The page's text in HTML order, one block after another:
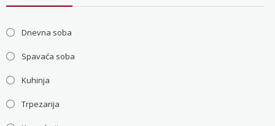
Dnevna soba
Spavaća soba
Kuhinja
Trpezarija